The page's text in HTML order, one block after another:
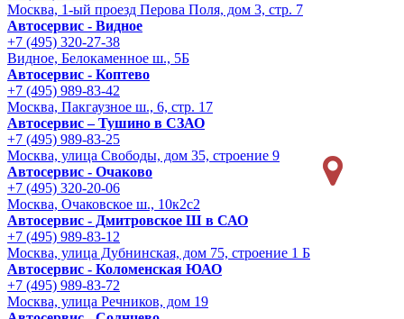
Москва, 1-ый проезд Перова Поля, дом 3, стр. 7
Автосервис - Видное
+7 (495) 320-27-38
Видное, Белокаменное ш., 5Б
Автосервис - Коптево
+7 (495) 989-83-42
Москва, Пакгаузное ш., 6, стр. 17
Автосервис – Тушино в СЗАО
+7 (495) 989-83-25
Москва, улица Свободы, дом 35, строение 9
Автосервис - Очаково
+7 (495) 320-20-06
Москва, Очаковское ш., 10к2с2
Автосервис - Дмитровское Ш в САО
+7 (495) 989-83-12
Москва, улица Дубнинская, дом 75, строение 1 Б
Автосервис - Коломенская ЮАО
+7 (495) 989-83-72
Москва, улица Речников, дом 19